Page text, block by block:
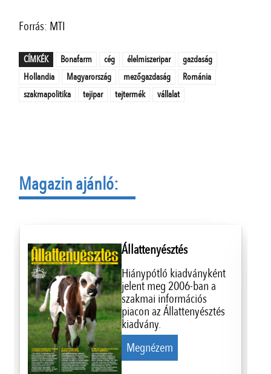
Forrás: MTI
CÍMKÉK Bonafarm cég élelmiszeripar
gazdaság
Hollandia
Magyarország mezőgazdaság
Románia
szakmapolitika
tejipar tejtermék vállalat
Magazin ajánló:
Állattenyésztés
Hiánypótló kiadványként
jelent meg 2006-ban a
szakmai információs
piacon az Állattenyésztés
kiadvány.
Megnézem